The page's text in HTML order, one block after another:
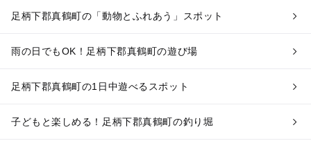
足柄下郡真鶴町の「動物とふれあう」スポット
雨の日でもOK！足柄下郡真鶴町の遊び場
足柄下郡真鶴町の1日中遊べるスポット
子どもと楽しめる！足柄下郡真鶴町の釣り堀